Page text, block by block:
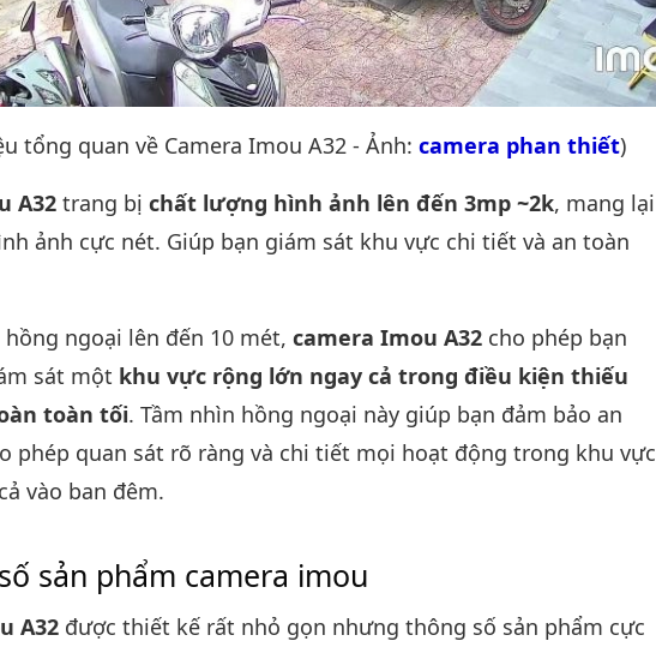
tổng quan về Camera Imou A32 - Ảnh: camera phan thiết)
A32 trang bị chất lượng hình ảnh lên đến 3mp ~2k, mang lại
ảnh cực nét. Giúp bạn giám sát khu vực chi tiết và an toàn
ngoại lên đến 10 mét, camera Imou A32 cho phép bạn
sát một khu vực rộng lớn ngay cả trong điều kiện thiếu
toàn tối. Tầm nhìn hồng ngoại này giúp bạn đảm bảo an
phép quan sát rõ ràng và chi tiết mọi hoạt động trong khu vực
vào ban đêm.
sản phẩm camera imou
A32 được thiết kế rất nhỏ gọn nhưng thông số sản phẩm cực